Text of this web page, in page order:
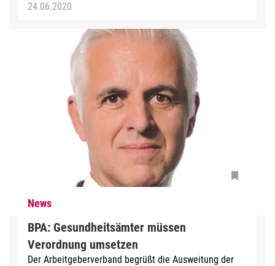
24.06.2020
News
BPA: Gesundheitsämter müssen
Verordnung umsetzen
Der Arbeitgeberverband begrüßt die Ausweitung der